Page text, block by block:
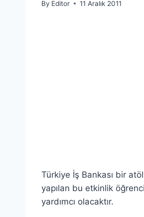
By Editor 11 Aralık 2011
Türkiye İş Bankası bir
yapılan bu etkinlik
yardımcı olacaktır.